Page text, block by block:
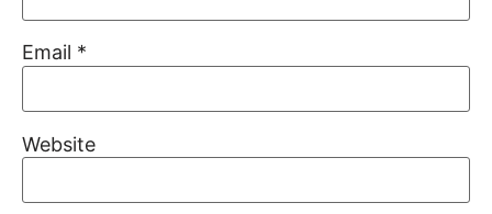
Email *
Website